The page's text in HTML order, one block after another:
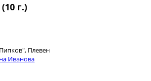
г.)
Плевен
Иванова